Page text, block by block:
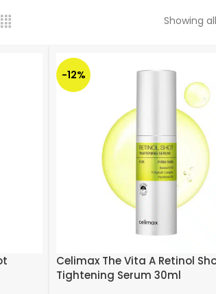
Showing
-12%
Celimax The Vita A Retinol
Tightening Serum 30ml